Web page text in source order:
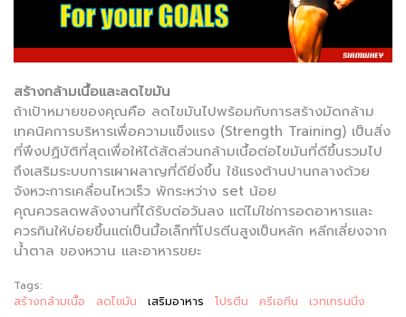
สร้างกล้ามเนื้อและลดไขมัน
ถ้าเป้าหมายของคุณคือ ลดไขมันไปพร้อมกับการสร้างมัดกล้าม
เทคนิคการบริหารเพื่อความแข็งแรง (Strength Training) เป็นสิ่ง
ที่พึงปฏิบัติที่สุดเพื่อให้ได้สัดส่วนกล้ามเนื้อต่อไขมันที่ดีขึ้นรวมไป
ถึงเสริมระบบการเผาผลาญที่ดียิ่งขึ้น ใช้แรงต้านปานกลางด้วย
จังหวะการเคลื่อนไหวเร็ว พักระหว่าง set น้อย
คุณควรลดพลังงานที่ได้รับต่อวันลง แต่ไม่ใช่การอดอาหารและ
ควรกินให้บ่อยขึ้นแต่เป็นมื้อเล็กที่โปรตีนสูงเป็นหลัก หลีกเลี่ยงจาก
น้ำตาล ของหวาน และอาหารขยะ
Tags:
สร้างกล้ามเนื้อ
ลดไขมัน เสริมอาหาร โปรตีน ครีเอทีน เวทเทรนนิ่ง